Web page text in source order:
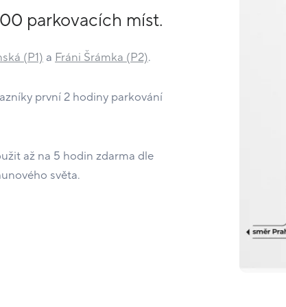
parkovacích míst.
(P1) a Fráni Šrámka (P2).
první 2 hodiny parkování
až na 5 hodin zdarma dle
světa.